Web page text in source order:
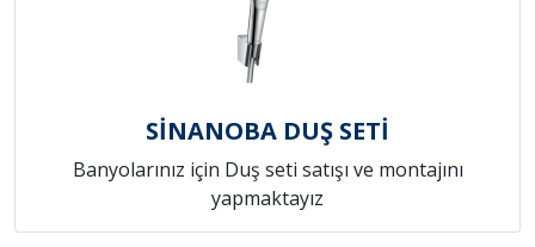
SİNANOBA DUŞ SETİ
Banyolarınız için Duş seti satışı ve montajını
yapmaktayız